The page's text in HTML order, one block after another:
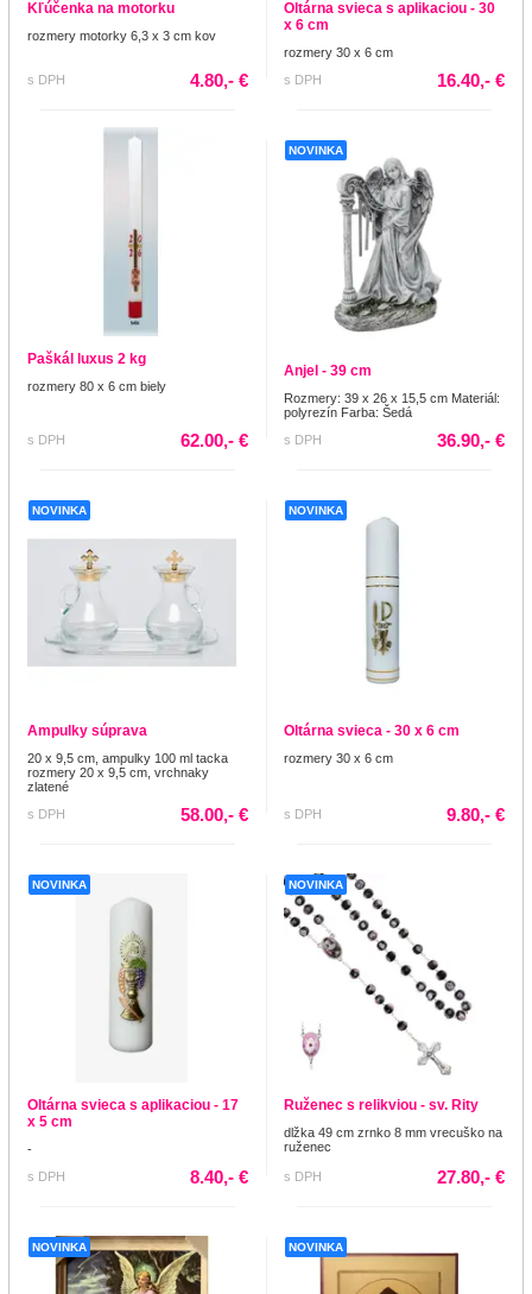
Kľúčenka na motorku
rozmery motorky 6,3 x 3 cm kov
s DPH 4.80,- €
Oltárna svieca s aplikaciou - 30
x 6 cm
rozmery 30 x 6 cm
s DPH
16.40,- €
Paškál luxus 2 kg
rozmery 80 x 6 cm biely
s DPH 62.00,- €
NOVINKA
Anjel - 39 cm
Rozmery: 39 x 26 x 15,5 cm Materiál:
polyrezín Farba: Šedá
s DPH
36.90,- €
NOVINKA
Ampulky súprava
20 x 9,5 cm, ampulky 100 ml tacka
rozmery 20 x 9,5 cm, vrchnaky
zlatené
s DPH
58.00,- €
NOVINKA
Oltárna svieca - 30 x 6 cm
rozmery 30 x 6 cm
s DPH 9.80,- €
NOVINKA
Oltárna svieca s aplikaciou - 17
x 5 cm
-
s DPH
8.40,- €
NOVINKA
Ruženec s relikviou - sv. Rity
dlžka 49 cm zrnko 8 mm vrecuško na
ruženec
s DPH 27.80,- €
NOVINKA NOVINKA